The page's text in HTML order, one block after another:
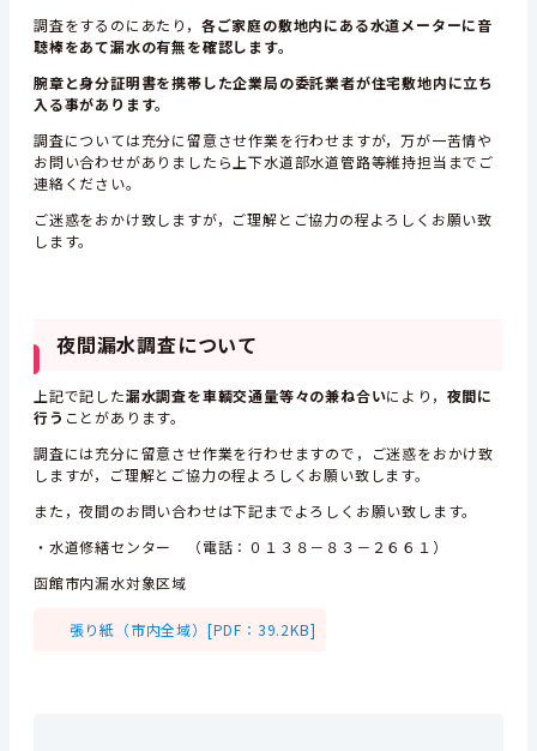
調査をするのにあたり， 各ご家庭の敷地内にある水道メーターに音
聴棒をあて漏水の有無を確認します。
腕章と身分証明書を携帯した企業局の委託業者が住宅敷地内に立ち
入る事があります。
調査については充分に留意させ作業を行わせますが，万が一苦情や
お問い合わせがありましたら上下水道部水道管路等維持担当までご
連絡ください。
ご迷惑をおかけ致しますが，ご理解とご協力の程よろしくお願い致
します。
夜間漏水調査について
上記で記した漏水調査を車輌交通量等々の兼ね合いにより， 夜間に
行う ことがあります。
調査には充分に留意させ作業を行わせますので，ご迷惑をおかけ致
しますが，ご理解とご協力の程よろしくお願い致します。
また，夜間のお問い合わせは下記までよろしくお願い致します。
・水道修繕センター （電話：０１３８－８３－２６６１）
函館市内漏水対象区域
張り紙（市内全域）[PDF：39.2KB]